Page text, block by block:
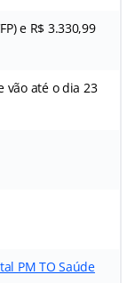
e R$ 3.330,99
vão até o dia 23
PM TO Saúde